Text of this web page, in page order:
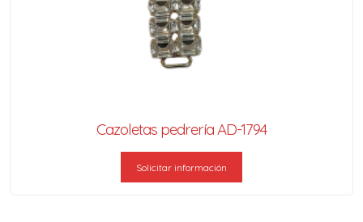
Cazoletas pedrería AD-1794
Solicitar información